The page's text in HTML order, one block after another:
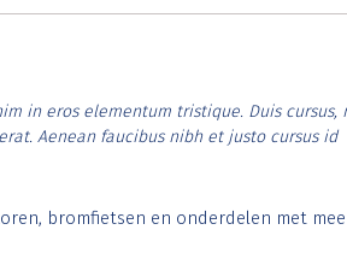
in eros elementum tristique. Duis cursus,
Aenean faucibus nibh et justo cursus id
bromfietsen en onderdelen met